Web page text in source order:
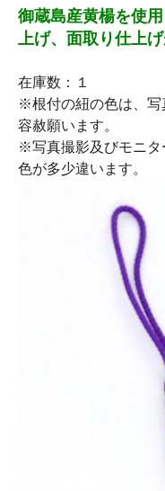
御蔵島産黄楊を使
上げ、面取り仕上
在庫数：１
※根付の紐の色は、写
容赦願います。
※写真撮影及びモニタ
色が多少違います。